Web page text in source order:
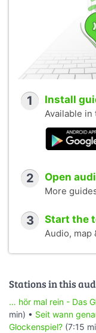
1 Install
Available in
2 Open
More
3 Start the
Audio, map
Stations in this
… hör mal rein - Das
min) • Seit wann
Glockenspiel? (7:15